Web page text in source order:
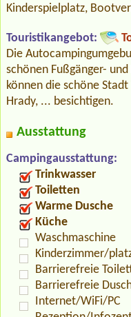
Kinderspielplatz,
Touristikangebot:
Die
schönen Fußgänger-
können die schöne
Hrady, ... besichtigen.
Ausstattung
Campingausstattung:
Trinkwasser
Toiletten
Warme Dusche
Küche
Waschmaschine
Kinderzimmer/
Barrierefreie
Barrierefreie
Internet/WiFi/PC